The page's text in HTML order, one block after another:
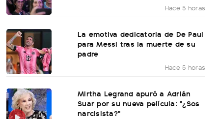
Hace 5 horas
La emotiva dedicatoria de De Paul
para Messi tras la muerte de su
padre
Hace 5 horas
Mirtha Legrand apuró a Adrián
Suar por su nueva película: "¿Sos
narcisista?"